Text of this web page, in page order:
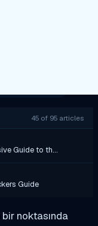
45 of 95 articles
Guide to th…
Guide
noktasında